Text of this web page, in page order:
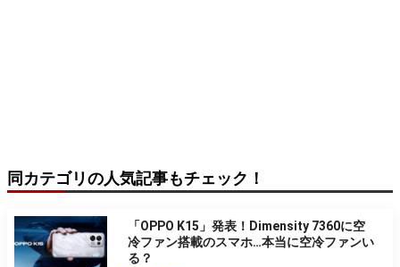
同カテゴリの人気記事もチェック！
「OPPO K15」発表！Dimensity 7360に空
冷ファン搭載のスマホ…本当に空冷ファンい
る？